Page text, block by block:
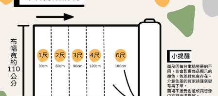
１．於結帳方式選擇「AFTEE先享後付」後，將跳轉至「AFTEE先享後付」
結帳頁面，進行簡訊認證並確認金額後，即可完成結帳。
２．訂單成立數日內，您將收到繳費通知簡訊。
３．收到繳費通知簡訊後14天內，點擊此簡訊中的連結，可透過四大超商／
ATM／網路銀行／等多元方式進行付款，方視為交易完成。
※ 請注意：結帳手續完成當下不需立刻繳費，但若您需要取消訂單，請聯絡
購買商品的店家。未經商家同意取消之訂單仍視為有效，需透過AFTEE先享
後付繳納相關費用。
※ 交易是否成功請以「AFTEE先享後付 」之結帳頁面顯示為準，若有關於
是否繳費成功／繳費後需取消欲退款等相關疑問，請聯繫「AFTEE先享後付
客戶支援中心」 https://netprotections.freshdesk.com/support/home
每筆NT$65，滿NT$1,500(含以上)免運費
宅配
每筆NT$150，滿NT$1,500(含以上)免運費
離島宅配
每筆NT$240